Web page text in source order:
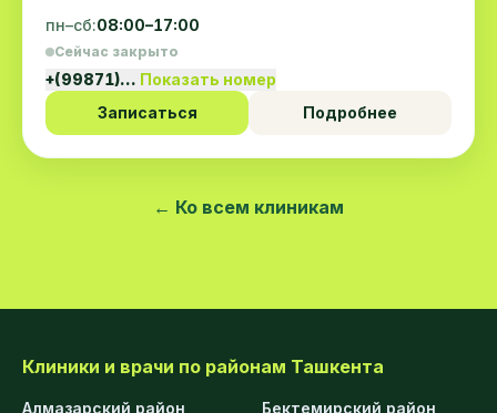
пн–сб:08:00–17:00
Сейчас закрыто
+(99871)… Показать номер
Записаться
Подробнее
← Ко всем клиникам
Клиники и врачи по районам Ташкента
Алмазарский район
Бектемирский район